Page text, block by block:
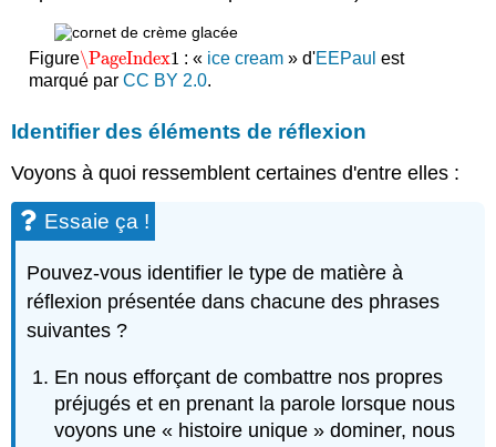
Figure\PageIndex1
\PageIndex1 : « ice cream » d'EEPaul est
marqué par CC BY 2.0.
Identifier des éléments de réflexion
Voyons à quoi ressemblent certaines d'entre elles :
Essaie ça !
Pouvez-vous identifier le type de matière à
réflexion présentée dans chacune des phrases
suivantes ?
En nous efforçant de combattre nos propres
préjugés et en prenant la parole lorsque nous
voyons une « histoire unique » dominer, nous